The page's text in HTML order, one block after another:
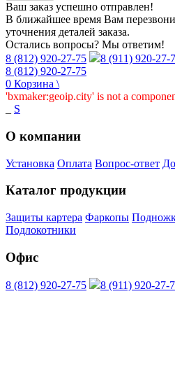
Ваш заказ успешно отправлен!
В ближайшее время Вам
уточнения деталей заказа.
Остались вопросы? Мы ответим!
8 (812) 920-27-75
8 (911) 920-27-
8 (812) 920-27-75
0 Корзина \
'bxmaker:geoip.city' is not a
S
О компании
Установка Оплата Вопрос-ответ
Каталог продукции
Защиты картера Фаркопы
Подлокотники
Офис
8 (812) 920-27-75 8 (911) 920-27-